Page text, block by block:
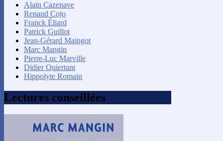
Alain Cazenave
Renaud Cojo
Franck Éliard
Patrick Guillot
Jean-Gérard Maingot
Marc Mangin
Pierre-Luc Marville
Didier Quiertant
Hippolyte Romain
Lectures conseillées